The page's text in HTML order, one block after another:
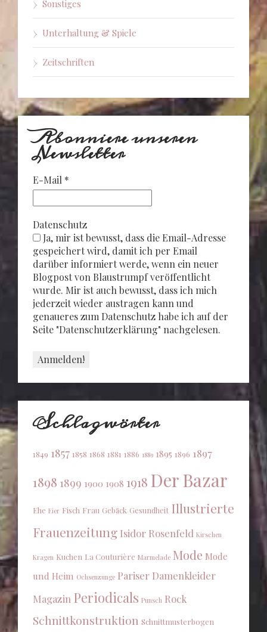
Sonstiges
Unterhaltung & Spiele
Zeitschriften
Abonniere unseren
Newsletter
E-Mail *
Datenschutz
Ja, mir ist bewusst, dass die Email-Adresse
gespeichert wird, damit ich per Email
darüber informiert werde, wenn ein neuer
Blogpost von Blaustrumpf veröffentlicht
wurde. Mir ist auch bewusst, dass ich mich
jederzeit wieder austragen kann und
genaueres zum Datenschutz habe ich auf der
Seite "Datenschutzerklärung" nachgelesen.
Schlagwörter
1849 1857 1858 1868 1881 1886 1889 1895 1896 1897
1898 1899 1900 1908 1918 Der Bazar
Ehe Eier Fisch Frau Gebäck Gesundheit Illustrierte
Frauenzeitung Isidor Rosenfeld Kirschen
Kragen Kuchen La Couturière Marmelade Mode Mode
und Heim Ochsenzunge Pariser Damenkleider
Magazin Periodicals Punsch Rock
Schnittkonstruktion Schnittmusterbogen